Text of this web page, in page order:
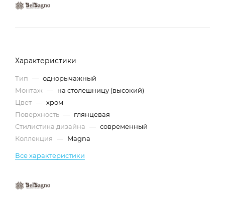
Характеристики
Тип — однорычажный
Монтаж — на столешницу (высокий)
Цвет — хром
Поверхность — глянцевая
Стилистика дизайна — современный
Коллекция — Magna
Все характеристики